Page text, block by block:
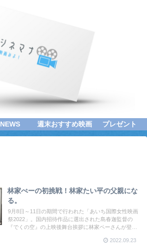
NEWS 週末おすすめ映画 プレゼント
林家ぺーの初挑戦！林家たい平の父親にな
る。
9月8日～11日の期間で行われた「あいち国際女性映画
祭2022」。国内招待作品に選出された島春迦監督の
『でくの空』の上映後舞台挨拶に林家ペーさんが登
じたペーさんが撮影当時を振り返った。
2022.09.23